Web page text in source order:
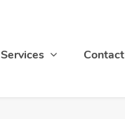
Services Contact